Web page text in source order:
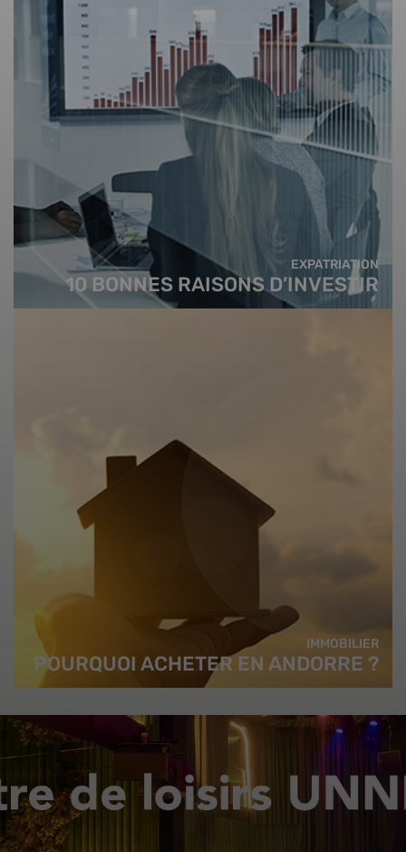
EXPATRIATION
10 BONNES RAISONS D’INVESTIR
IMMOBILIER
POURQUOI ACHETER EN ANDORRE ?